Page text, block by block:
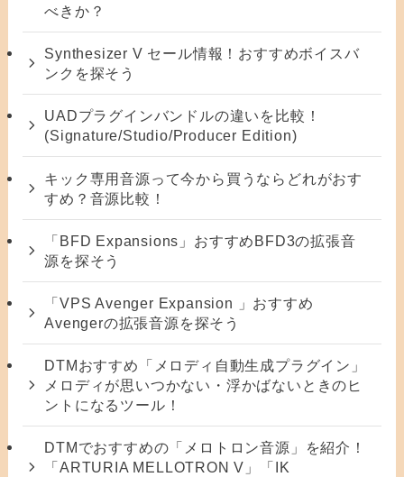
べきか？
Synthesizer V セール情報！おすすめボイスバ
ンクを探そう
UADプラグインバンドルの違いを比較！
(Signature/Studio/Producer Edition)
キック専用音源って今から買うならどれがおす
すめ？音源比較！
「BFD Expansions」おすすめBFD3の拡張音
源を探そう
「VPS Avenger Expansion 」おすすめ
Avengerの拡張音源を探そう
DTMおすすめ「メロディ自動生成プラグイン」
メロディが思いつかない・浮かばないときのヒ
ントになるツール！
DTMでおすすめの「メロトロン音源」を紹介！
「ARTURIA MELLOTRON V」「IK